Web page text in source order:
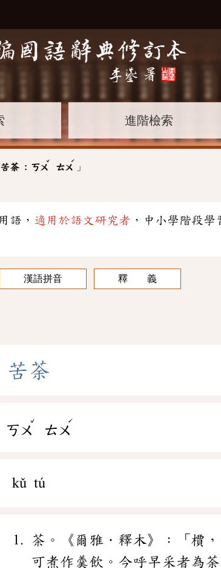
進階檢索
苦荼 : ㄎㄨ
ˇ
ㄊㄨ
ˊ
」
語， 適用於語文研究者 ，中小學階段
漢語拼音 釋 義
苦荼
ㄎㄨ
ˇ
ㄊㄨ
ˊ
kǔ tú
茶。《爾雅．釋木》：「檟，
可煮作羹飲。今呼早采者為荼